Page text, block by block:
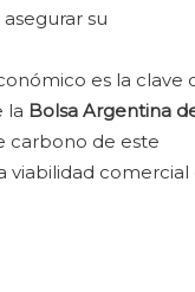
su
es la clave
la Bolsa Argentina
carbono de este
viabilidad comercial